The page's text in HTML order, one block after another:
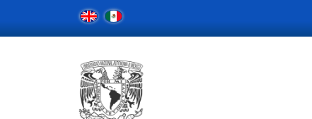
Contenido